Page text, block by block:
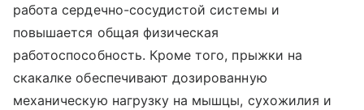
работа сердечно-сосудистой системы и
повышается общая физическая
работоспособность. Кроме того, прыжки на
скакалке обеспечивают дозированную
механическую нагрузку на мышцы, сухожилия и